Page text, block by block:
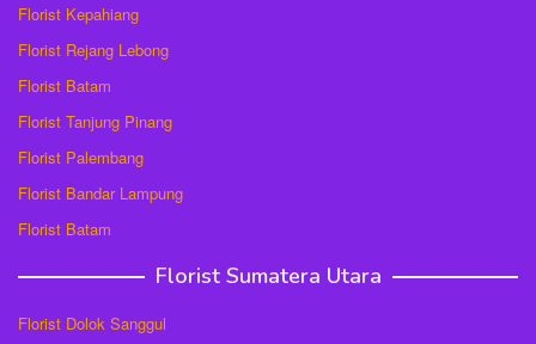
Florist Kepahiang
Florist Rejang Lebong
Florist Batam
Florist Tanjung Pinang
Florist Palembang
Florist Bandar Lampung
Florist Batam
Florist Sumatera Utara
Florist Dolok Sanggul